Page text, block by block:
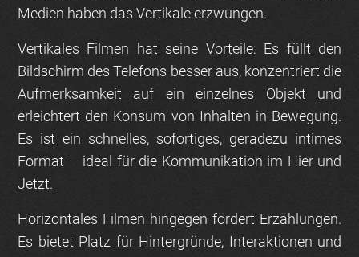
Medien haben das Vertikale erzwungen.
Vertikales Filmen hat seine Vorteile: Es füllt den
Bildschirm des Telefons besser aus, konzentriert die
Aufmerksamkeit auf ein einzelnes Objekt und
erleichtert den Konsum von Inhalten in Bewegung.
Es ist ein schnelles, sofortiges, geradezu intimes
Format – ideal für die Kommunikation im Hier und
Jetzt.
Horizontales Filmen hingegen fördert Erzählungen.
Es bietet Platz für Hintergründe, Interaktionen und